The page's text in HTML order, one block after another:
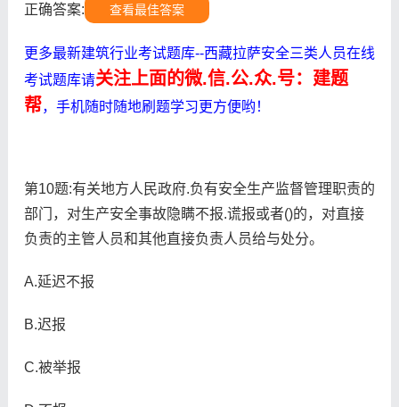
正确答案: 查看最佳答案
更多最新建筑行业考试题库--西藏拉萨安全三类人员在线
考试题库请关注上面的微.信.公.众.号：建题
帮，手机随时随地刷题学习更方便哟！
第10题:有关地方人民政府.负有安全生产监督管理职责的
部门，对生产安全事故隐瞒不报.谎报或者()的，对直接
负责的主管人员和其他直接负责人员给与处分。
A.延迟不报
B.迟报
C.被举报